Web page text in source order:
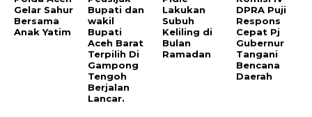
Gelar Sahur
Bersama
Anak Yatim
Bupati dan
wakil
Bupati
Aceh Barat
Terpilih Di
Gampong
Tengoh
Berjalan
Lancar.
Lakukan
Subuh
Keliling di
Bulan
Ramadan
DPRA Puji
Respons
Cepat Pj
Gubernur
Tangani
Bencana
Daerah